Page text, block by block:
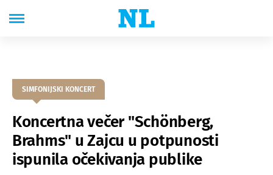
SIMFONIJSKI KONCERT
Koncertna večer "Schönberg,
Brahms" u Zajcu u potpunosti
ispunila očekivanja publike